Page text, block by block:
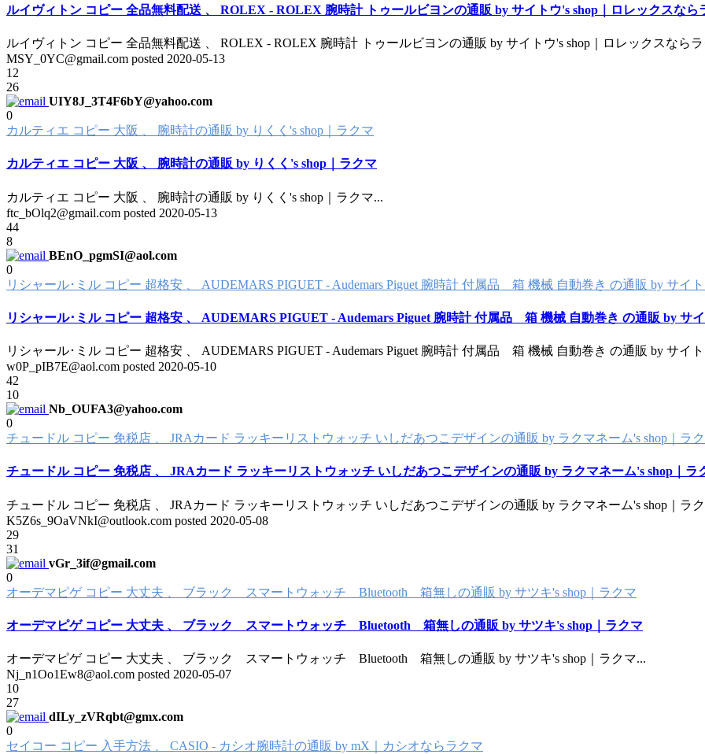
ルイヴィトン コピー 全品無料配送 、 ROLEX - ROLEX 腕時計 トゥールビヨンの通販 by サイトウ's shop｜ロレックスなら
ルイヴィトン コピー 全品無料配送 、 ROLEX - ROLEX 腕時計 トゥールビヨンの通販 by サイトウ's shop｜ロレックスなら
MSY_0YC@gmail.com posted 2020-05-13
12
26
UIY8J_3T4F6bY@yahoo.com
0
カルティエ コピー 大阪 、 腕時計の通販 by りくく's shop｜ラクマ
カルティエ コピー 大阪 、 腕時計の通販 by りくく's shop｜ラクマ
カルティエ コピー 大阪 、 腕時計の通販 by りくく's shop｜ラクマ...
ftc_bOlq2@gmail.com posted 2020-05-13
44
8
BEnO_pgmSI@aol.com
0
リシャール･ミル コピー 超格安 、 AUDEMARS PIGUET - Audemars Piguet 腕時計 付属品 箱 機械 自動巻き の通販 by サイ
リシャール･ミル コピー 超格安 、 AUDEMARS PIGUET - Audemars Piguet 腕時計 付属品 箱 機械 自動巻き の通販 by サ
リシャール･ミル コピー 超格安 、 AUDEMARS PIGUET - Audemars Piguet 腕時計 付属品 箱 機械 自動巻き の通販 by サイ
w0P_pIB7E@aol.com posted 2020-05-10
42
10
Nb_OUFA3@yahoo.com
0
チュードル コピー 免税店 、 JRAカード ラッキーリストウォッチ いしだあつこデザインの通販 by ラクマネーム's shop｜ラ
チュードル コピー 免税店 、 JRAカード ラッキーリストウォッチ いしだあつこデザインの通販 by ラクマネーム's shop｜ラ
チュードル コピー 免税店 、 JRAカード ラッキーリストウォッチ いしだあつこデザインの通販 by ラクマネーム's shop｜ラ
K5Z6s_9OaVNkI@outlook.com posted 2020-05-08
29
31
vGr_3if@gmail.com
0
オーデマピゲ コピー 大丈夫 、 ブラック スマートウォッチ Bluetooth 箱無しの通販 by サツキ's shop｜ラクマ
オーデマピゲ コピー 大丈夫 、 ブラック スマートウォッチ Bluetooth 箱無しの通販 by サツキ's shop｜ラクマ
オーデマピゲ コピー 大丈夫 、 ブラック スマートウォッチ Bluetooth 箱無しの通販 by サツキ's shop｜ラクマ...
Nj_n1Oo1Ew8@aol.com posted 2020-05-07
10
27
dILy_zVRqbt@gmx.com
0
セイコー コピー 入手方法 、 CASIO - カシオ腕時計の通販 by mX｜カシオならラクマ